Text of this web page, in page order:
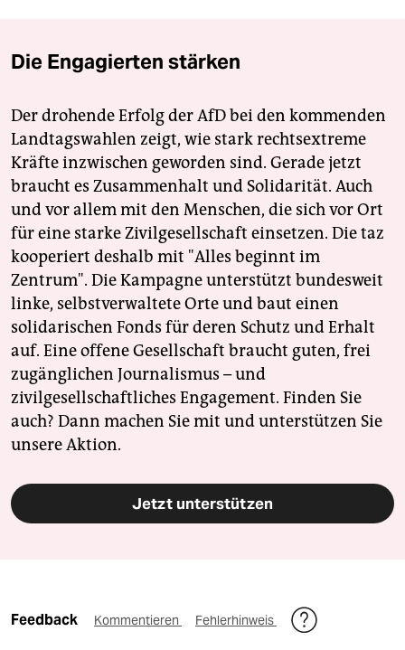
Die Engagierten stärken
Der drohende Erfolg der AfD bei den kommenden
Landtagswahlen zeigt, wie stark rechtsextreme
Kräfte inzwischen geworden sind. Gerade jetzt
braucht es Zusammenhalt und Solidarität. Auch
und vor allem mit den Menschen, die sich vor Ort
für eine starke Zivilgesellschaft einsetzen. Die taz
kooperiert deshalb mit "Alles beginnt im
Zentrum". Die Kampagne unterstützt bundesweit
linke, selbstverwaltete Orte und baut einen
solidarischen Fonds für deren Schutz und Erhalt
auf. Eine offene Gesellschaft braucht guten, frei
zugänglichen Journalismus – und
zivilgesellschaftliches Engagement. Finden Sie
auch? Dann machen Sie mit und unterstützen Sie
unsere Aktion.
Jetzt unterstützen
Feedback Kommentieren Fehlerhinweis